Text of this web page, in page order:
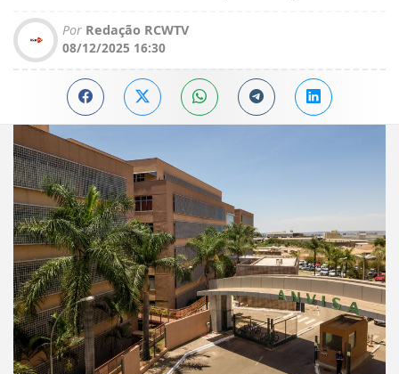
Por Redação RCWTV
08/12/2025 16:30